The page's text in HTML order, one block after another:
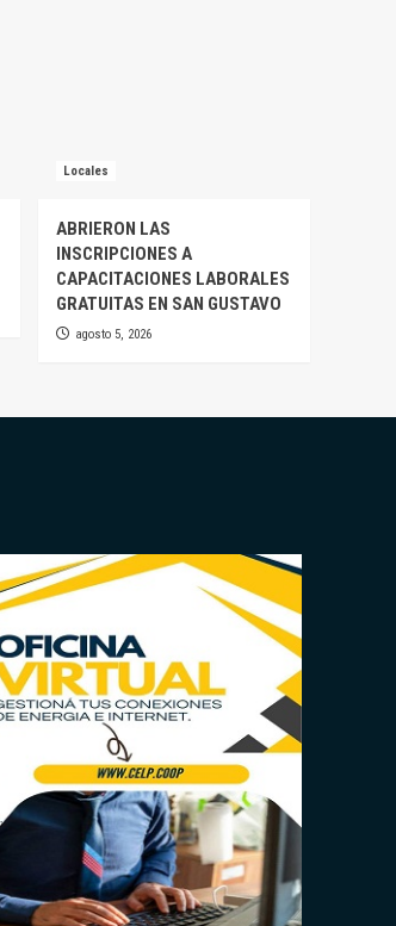
Locales
ABRIERON LAS
INSCRIPCIONES A
CAPACITACIONES LABORALES
GRATUITAS EN SAN GUSTAVO
agosto 5, 2026